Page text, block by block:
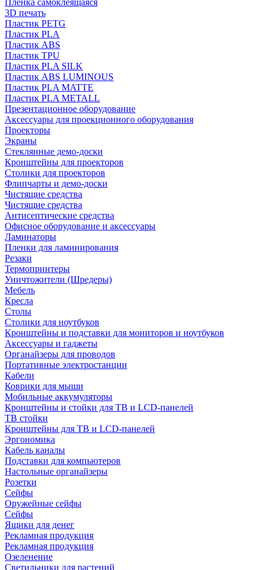
Пленка самоклеящаяся
3D печать
Пластик PETG
Пластик PLA
Пластик ABS
Пластик TPU
Пластик PLA SILK
Пластик ABS LUMINOUS
Пластик PLA MATTE
Пластик PLA METALL
Презентационное оборудование
Аксессуары для проекционного оборудования
Проекторы
Экраны
Стеклянные демо-доски
Кронштейны для проекторов
Столики для проекторов
Флипчарты и демо-доски
Чистящие средства
Чистящие средства
Антисептические средства
Офисное оборудование и аксессуары
Ламинаторы
Пленки для ламинирования
Резаки
Термопринтеры
Уничтожители (Шредеры)
Мебель
Кресла
Столы
Столики для ноутбуков
Кронштейны и подставки для мониторов и ноутбуков
Аксессуары и гаджеты
Органайзеры для проводов
Портативные электростанции
Кабели
Коврики для мыши
Мобильные аккумуляторы
Кронштейны и стойки для ТВ и LCD-панелей
ТВ стойки
Кронштейны для ТВ и LCD-панелей
Эргономика
Кабель каналы
Подставки для компьютеров
Настольные органайзеры
Розетки
Сейфы
Оружейные сейфы
Сейфы
Ящики для денег
Рекламная продукция
Рекламная продукция
Озеленение
Светильники для растений